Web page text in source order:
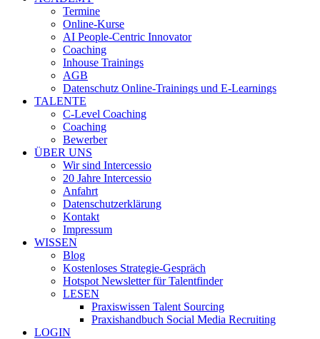
Termine
Online-Kurse
AI People-Centric Innovator
Coaching
Inhouse Trainings
AGB
Datenschutz Online-Trainings und E-Learnings
TALENTE
C-Level Coaching
Coaching
Bewerber
ÜBER UNS
Wir sind Intercessio
20 Jahre Intercessio
Anfahrt
Datenschutzerklärung
Kontakt
Impressum
WISSEN
Blog
Kostenloses Strategie-Gespräch
Hotspot Newsletter für Talentfinder
LESEN
Praxiswissen Talent Sourcing
Praxishandbuch Social Media Recruiting
LOGIN